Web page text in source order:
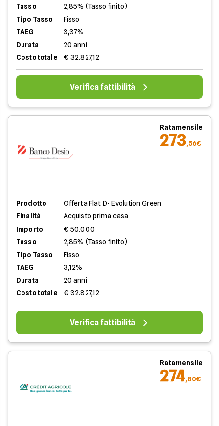
Tasso
2,85% (Tasso finito)
Tipo Tasso
Fisso
TAEG
3,37%
Durata
20 anni
Costo totale
€ 32.827,12
Verifica fattibilità
Rata mensile
273,56€
Prodotto
Offerta Flat D- Evolution Green
Finalità
Acquisto prima casa
Importo
€ 50.000
Tasso
2,85% (Tasso finito)
Tipo Tasso
Fisso
TAEG
3,12%
Durata
20 anni
Costo totale
€ 32.827,12
Verifica fattibilità
Rata mensile
274,80€